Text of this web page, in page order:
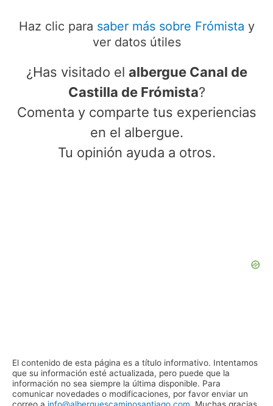
Haz clic para saber más sobre Frómista y
ver datos útiles
¿Has visitado el albergue Canal de
Castilla de Frómista?
Comenta y comparte tus experiencias
en el albergue.
Tu opinión ayuda a otros.
El contenido de esta página es a título informativo. Intentamos
que su información esté actualizada, pero puede que la
información no sea siempre la última disponible. Para
comunicar novedades o modificaciones, por favor enviar un